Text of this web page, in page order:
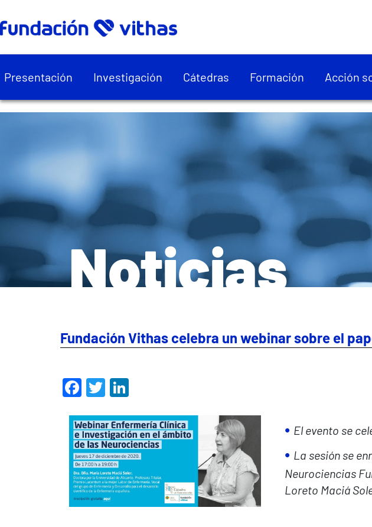
Presentación Investigación Cátedras Formación Acción
Noticias
Fundación Vithas celebra un webinar sobre el
Facebook
Twitter
El evento se
La sesión se
Neurociencias
Loreto Maciá